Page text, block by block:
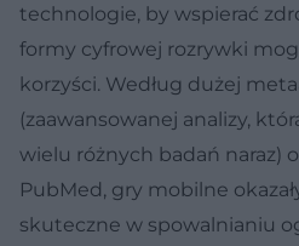
technologie, by wspierać
formy cyfrowej rozrywki
korzyści. Według dużej
(zaawansowanej analizy,
wielu różnych badań naraz)
PubMed, gry mobilne
skuteczne w spowalnianiu